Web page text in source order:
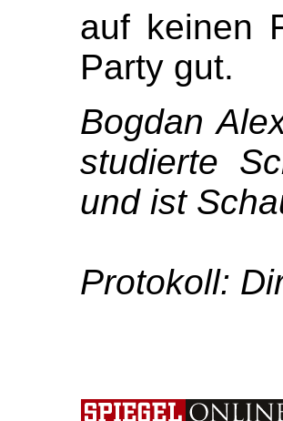
auf keinen
Party gut.
Bogdan
studierte
und ist
Protokoll: